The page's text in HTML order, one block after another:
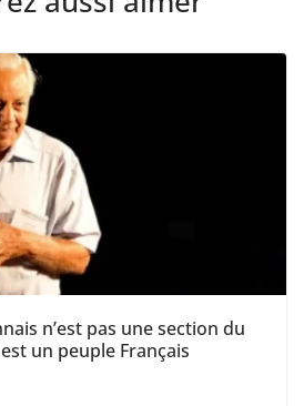
n’est pas une section du
un peuple Français